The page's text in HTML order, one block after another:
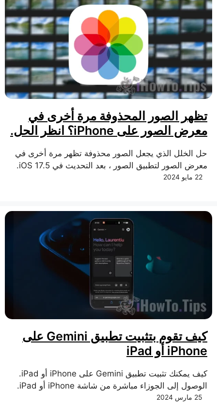
تظهر الصور المحذوفة مرة أخرى في
معرض الصور على iPhone؟ انظر الحل.
حل الخلل الذي يجعل الصور محذوفة تظهر مرة أخرى في
معرض الصور لتطبيق الصور ، بعد التحديث في iOS 17.5.
22 مايو 2024
كيف تقوم بتثبيت تطبيق Gemini على
iPhone أو iPad
كيف يمكنك تثبيت تطبيق Gemini على iPhone أو iPad.
الوصول إلى الجوزاء مباشرة من شاشة iPhone أو iPad.
25 مارس 2024